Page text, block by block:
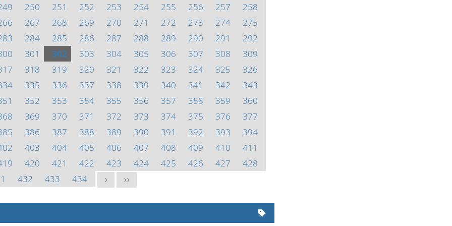
250 251 252 253 254 255 256 257
258
267 268 269 270 271 272 273 274
275
284 285 286 287 288 289 290 291
292
301 302 303 304 305 306 307 308
309
318 319 320 321 322 323 324 325
326
335 336 337 338 339 340 341 342
343
352 353 354 355 356 357 358 359
360
369 370 371 372 373 374 375 376
377
386 387 388 389 390 391 392 393
394
403 404 405 406 407 408 409 410
411
420 421 422 423 424 425 426 427
428
432 433 434 > >>